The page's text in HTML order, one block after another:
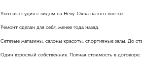
Уютная студия с видом на Неву. Окна на юго-восток.
Ремонт сделан для себя, менее года назад.
Сетевые магазины, салоны красоты, спортивные залы. До
Один взрослый собственник. Полная стоимость в договоре.